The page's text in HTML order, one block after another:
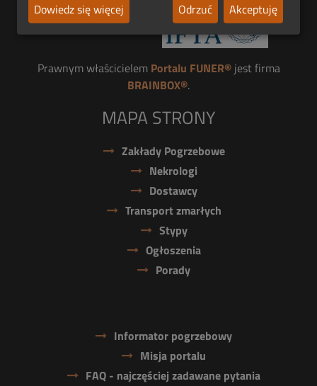
Jesteśmy członkiem
Prawnym właścicielem Portalu FUNER®jest firma
BRAINBOX®.
MAPA STRONY
Zakłady Pogrzebowe
Nekrologi
Dostawcy
Transport zmarłych
Stypy
Ogłoszenia
Porady
Informator pogrzebowy
Misja portalu
FAQ - najczęściej zadawane pytania
Dowiedz się więcej
Odrzuć Akceptuję